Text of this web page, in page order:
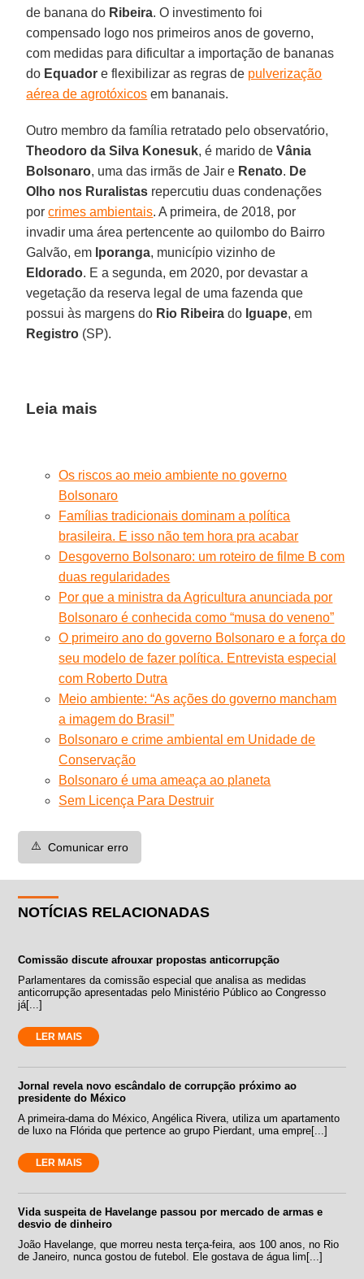
de banana do Ribeira. O investimento foi
compensado logo nos primeiros anos de governo,
com medidas para dificultar a importação de bananas
do Equador e flexibilizar as regras de pulverização
aérea de agrotóxicos em bananais.
Outro membro da família retratado pelo observatório,
Theodoro da Silva Konesuk, é marido deVânia
Bolsonaro, uma das irmãs de Jair e Renato. De
Olho nos Ruralistas repercutiu duas condenações
porcrimes ambientais. A primeira, de 2018, por
invadir uma área pertencente ao quilombo do Bairro
Galvão, em Iporanga, município vizinho de
Eldorado. E a segunda, em 2020, por devastar a
vegetação da reserva legal de uma fazenda que
possui às margens do Rio Ribeira do Iguape, em
Registro (SP).
Leia mais
Os riscos ao meio ambiente no governo
Bolsonaro
Famílias tradicionais dominam a política
brasileira. E isso não tem hora pra acabar
Desgoverno Bolsonaro: um roteiro de filme B com
duas regularidades
Por que a ministra da Agricultura anunciada por
Bolsonaro é conhecida como “musa do veneno”
O primeiro ano do governo Bolsonaro e a força do
seu modelo de fazer política. Entrevista especial
com Roberto Dutra
Meio ambiente: “As ações do governo mancham
a imagem do Brasil”
Bolsonaro e crime ambiental em Unidade de
Conservação
Bolsonaro é uma ameaça ao planeta
Sem Licença Para Destruir
⚠️ Comunicar erro
NOTÍCIAS RELACIONADAS
Comissão discute afrouxar propostas anticorrupção
Parlamentares da comissão especial que analisa as medidas
anticorrupção apresentadas pelo Ministério Público ao Congresso
já[...]
LER MAIS
Jornal revela novo escândalo de corrupção próximo ao
presidente do México
A primeira-dama do México, Angélica Rivera, utiliza um apartamento
de luxo na Flórida que pertence ao grupo Pierdant, uma empre[...]
LER MAIS
Vida suspeita de Havelange passou por mercado de armas e
desvio de dinheiro
João Havelange, que morreu nesta terça-feira, aos 100 anos, no Rio
de Janeiro, nunca gostou de futebol. Ele gostava de água lim[...]